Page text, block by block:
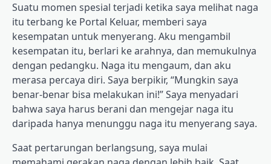
Suatu momen spesial terjadi ketika saya melihat naga
itu terbang ke Portal Keluar, memberi saya
kesempatan untuk menyerang. Aku mengambil
kesempatan itu, berlari ke arahnya, dan memukulnya
dengan pedangku. Naga itu mengaum, dan aku
merasa percaya diri. Saya berpikir, “Mungkin saya
benar-benar bisa melakukan ini!” Saya menyadari
bahwa saya harus berani dan mengejar naga itu
daripada hanya menunggu naga itu menyerang saya.
Saat pertarungan berlangsung, saya mulai